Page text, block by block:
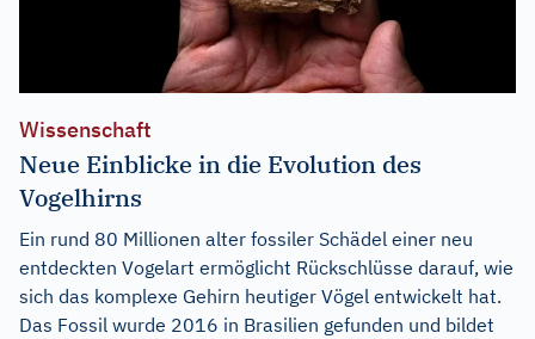
Wissenschaft
Neue Einblicke in die Evolution des
Vogelhirns
Ein rund 80 Millionen alter fossiler Schädel einer neu
entdeckten Vogelart ermöglicht Rückschlüsse darauf, wie
sich das komplexe Gehirn heutiger Vögel entwickelt hat.
Das Fossil wurde 2016 in Brasilien gefunden und bildet